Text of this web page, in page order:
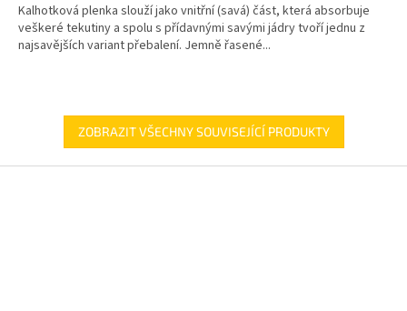
Kalhotková plenka slouží jako vnitřní (savá) část, která absorbuje
veškeré tekutiny a spolu s přídavnými savými jádry tvoří jednu z
najsavějších variant přebalení. Jemně řasené...
ZOBRAZIT VŠECHNY SOUVISEJÍCÍ PRODUKTY